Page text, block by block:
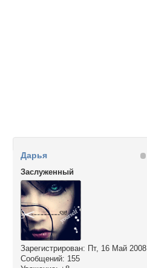
Дарья
Заслуженный
Зарегистрирован: Пт, 16 Май 2008
Сообщений: 155